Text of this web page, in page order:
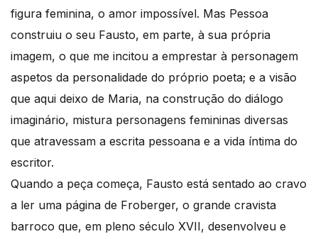
figura feminina, o amor impossível. Mas Pessoa
construiu o seu Fausto, em parte, à sua própria
imagem, o que me incitou a emprestar à personagem
aspetos da personalidade do próprio poeta; e a visão
que aqui deixo de Maria, na construção do diálogo
imaginário, mistura personagens femininas diversas
que atravessam a escrita pessoana e a vida íntima do
escritor.
Quando a peça começa, Fausto está sentado ao cravo
a ler uma página de Froberger, o grande cravista
barroco que, em pleno século XVII, desenvolveu e